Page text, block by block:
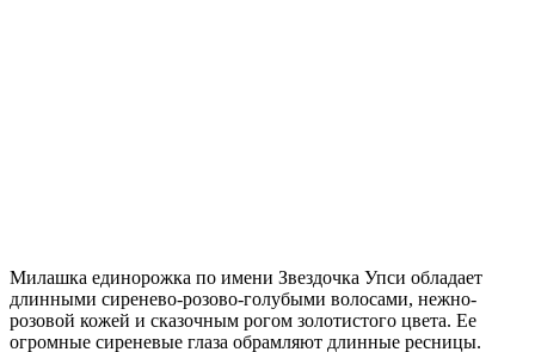
Милашка единорожка по имени Звездочка Упси обладает
длинными сиренево-розово-голубыми волосами, нежно-
розовой кожей и сказочным рогом золотистого цвета. Ее
огромные сиреневые глаза обрамляют длинные ресницы.